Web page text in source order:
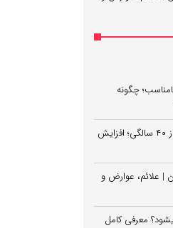
چگونه
هشدار محققان درباره یائسگی پیش از ۴۰ سالگی؛ افزایش
| علائم، عوارض و
معرفی کامل